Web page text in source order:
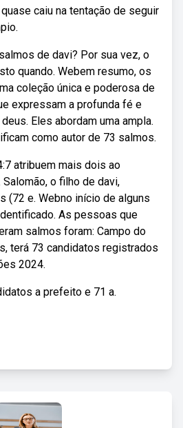
caiu na tentação de seguir
de davi? Por sua vez, o
quando. Webem resumo, os
coleção única e poderosa de
expressam a profunda fé e
Eles abordam uma ampla.
como autor de 73 salmos.
atribuem mais dois ao
o filho de davi,
(72 e. Webno início de alguns
As pessoas que
salmos foram: Campo do
terá 73 candidatos registrados
2024.
a prefeito e 71 a.